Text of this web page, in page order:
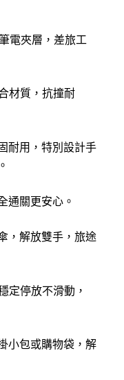
電夾層，差旅工
材質，抗撞耐
耐用，特別設計手
通關更安心。
，解放雙手，旅途
定停放不滑動，
小包或購物袋，解